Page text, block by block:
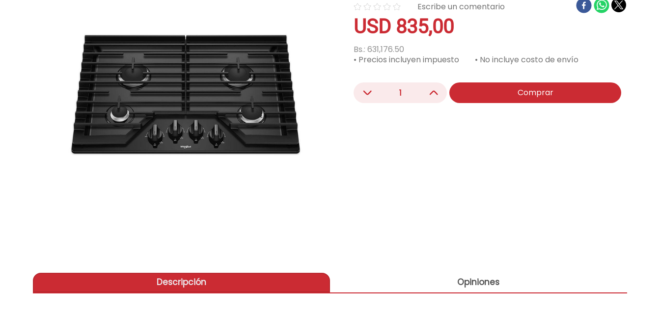
☆☆☆☆☆
USD 835,00
Bs.: 631,176.50
• Precios incluyen impuesto
• No incluye costo de envío
＋
－ Comprar
Descripción Opiniones
9. aire-acondicionado
10. telefono